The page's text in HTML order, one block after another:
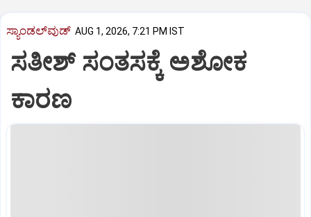
ಸ್ಯಾಂಡಲ್‌ವುಡ್‌ AUG 1, 2026, 7:21 PM IST
ಸತೀಶ್‌ ಸಂತಸಕ್ಕೆ ಅಶೋಕ
ಕಾರಣ